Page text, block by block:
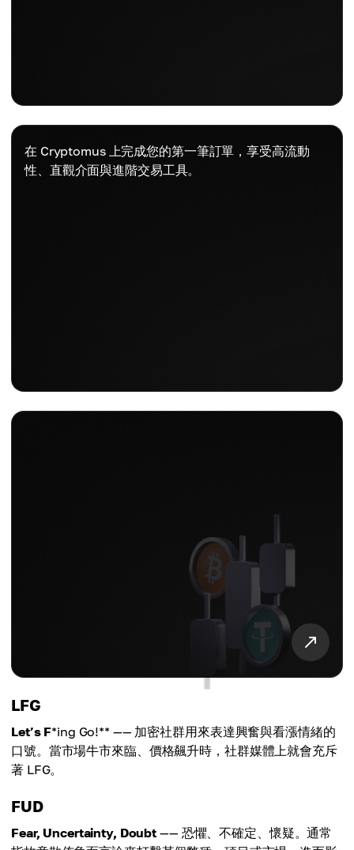
在 Cryptomus 上完成您的第一筆訂單，享受高流動
性、直觀介面與進階交易工具。
LFG
Let’s F*ing Go!** —— 加密社群用來表達興奮與看漲情緒的
口號。當市場牛市來臨、價格飆升時，社群媒體上就會充斥
著 LFG。
FUD
Fear, Uncertainty, Doubt —— 恐懼、不確定、懷疑。通常